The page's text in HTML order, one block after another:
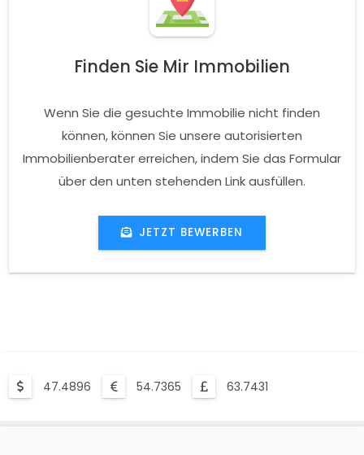
Finden Sie Mir Immobilien
Wenn Sie die gesuchte Immobilie nicht finden
können, können Sie unsere autorisierten
Immobilienberater erreichen, indem Sie das Formular
über den unten stehenden Link ausfüllen.
JETZT BEWERBEN
47.4896 54.7365 63.7431